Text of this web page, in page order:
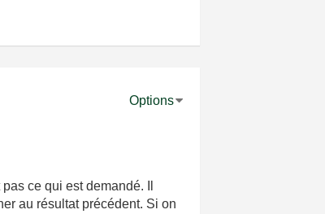
Options
ce qui est demandé. Il
au résultat précédent. Si on